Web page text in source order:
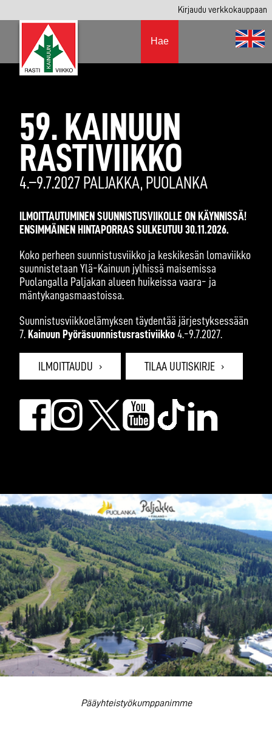
Kirjaudu verkkokauppaan
Hae
59. KAINUUN
RASTIVIIKKO
4.–9.7.2027 PALJAKKA, PUOLANKA
ILMOITTAUTUMINEN SUUNNISTUSVIIKOLLE ON KÄYNNISSÄ!
ENSIMMÄINEN HINTAPORRAS SULKEUTUU 30.11.2026.
Koko perheen suunnistusviikko ja keskikesän lomaviikko
suunnistetaan Ylä-Kainuun jylhissä maisemissa
Puolangalla Paljakan alueen huikeissa vaara- ja
mäntykangasmaastoissa.
Suunnistusviikkoelämyksen täydentää järjestyksessään
7. Kainuun Pyöräsuunnistusrastiviikko 4.-9.7.2027.
ILMOITTAUDU TILAA UUTISKIRJE
Pääyhteistyökumppanimme